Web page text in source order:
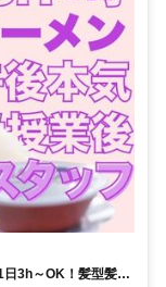
3h～OK！髪型髪色